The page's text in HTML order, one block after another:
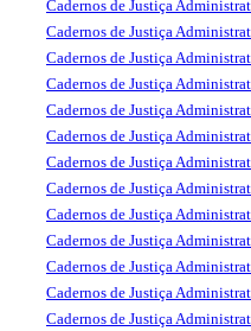
Cadernos de Justiça
Cadernos de Justiça
Cadernos de Justiça
Cadernos de Justiça
Cadernos de Justiça
Cadernos de Justiça
Cadernos de Justiça
Cadernos de Justiça
Cadernos de Justiça
Cadernos de Justiça
Cadernos de Justiça
Cadernos de Justiça
Cadernos de Justiça